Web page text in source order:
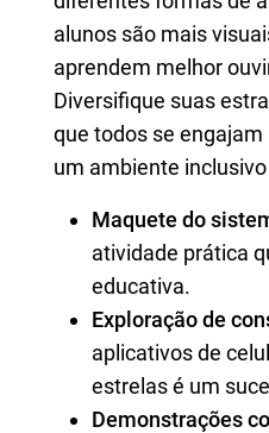
alunos são mais
aprendem melhor
Diversifique suas
que todos se
um ambiente
Maquete do
atividade prática
educativa.
Exploração de
aplicativos de
estrelas é um
Demonstrações